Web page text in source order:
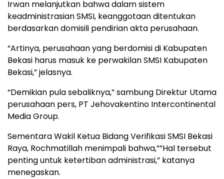
Irwan melanjutkan bahwa dalam sistem
keadministrasian SMSI, keanggotaan ditentukan
berdasarkan domisili pendirian akta perusahaan.
“Artinya, perusahaan yang berdomisi di Kabupaten
Bekasi harus masuk ke perwakilan SMSI Kabupaten
Bekasi,” jelasnya.
“Demikian pula sebaliknya,” sambung Direktur Utama
perusahaan pers, PT Jehovakentino Intercontinental
Media Group.
Sementara Wakil Ketua Bidang Verifikasi SMSI Bekasi
Raya, Rochmatillah menimpali bahwa,””Hal tersebut
penting untuk ketertiban administrasi,” katanya
menegaskan.